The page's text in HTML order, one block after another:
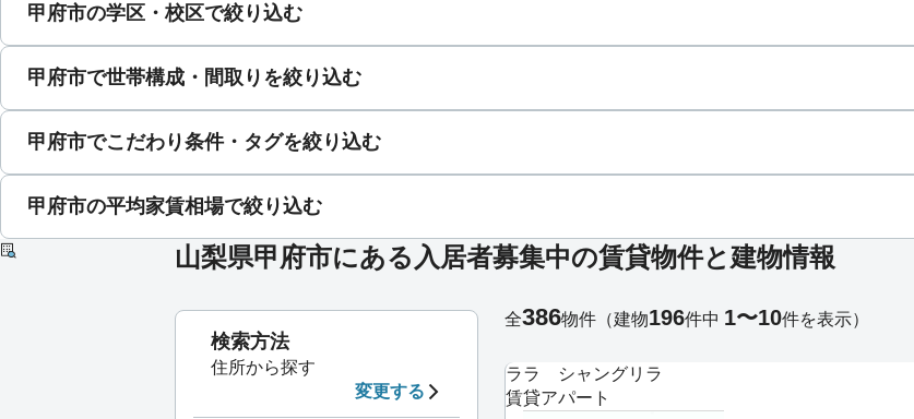
甲府市の学区・校区で絞り込む
甲府市で世帯構成・間取りを絞り込む
甲府市でこだわり条件・タグを絞り込む
甲府市の平均家賃相場で絞り込む
山梨県甲府市にある入居者募集中の賃貸物件と建物情報
ララ シャングリラ
賃貸アパート
全386物件 （建物196件中 1〜10件を表示）
検索方法
住所から探す
変更する